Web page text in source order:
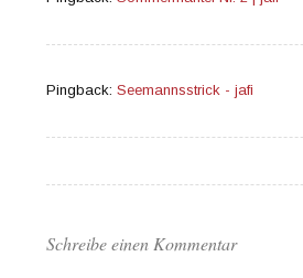
Pingback:Seemannsstrick - jafi
Schreibe einen Kommentar